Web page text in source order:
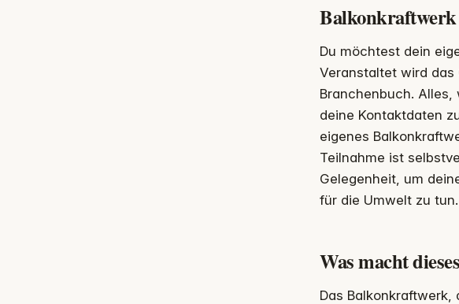
Balkonkraftwerk
Du möchtest dein
Veranstaltet wird das
Branchenbuch.
deine Kontaktdaten
eigenes
Teilnahme ist
Gelegenheit, um
für die Umwelt zu tun.
Was macht
Das